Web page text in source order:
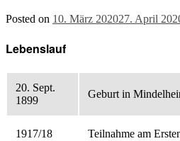
Posted on 10. März 202027. April
Lebenslauf
20. Sept.
1899
Geburt in
1917/18 Teilnahme am